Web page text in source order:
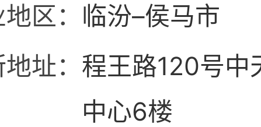
区： 临汾–侯马市
址： 程王路120号中
中心6楼